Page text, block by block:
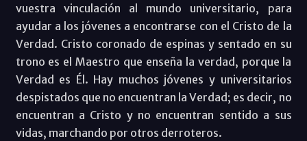
vuestra vinculación al mundo universitario, para
ayudar a los jóvenes a encontrarse con el Cristo de la
Verdad. Cristo coronado de espinas y sentado en su
trono es el Maestro que enseña la verdad, porque la
Verdad es Él. Hay muchos jóvenes y universitarios
despistados que no encuentran la Verdad; es decir, no
encuentran a Cristo y no encuentran sentido a sus
vidas, marchando por otros derroteros.